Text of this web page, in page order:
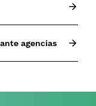
agencias